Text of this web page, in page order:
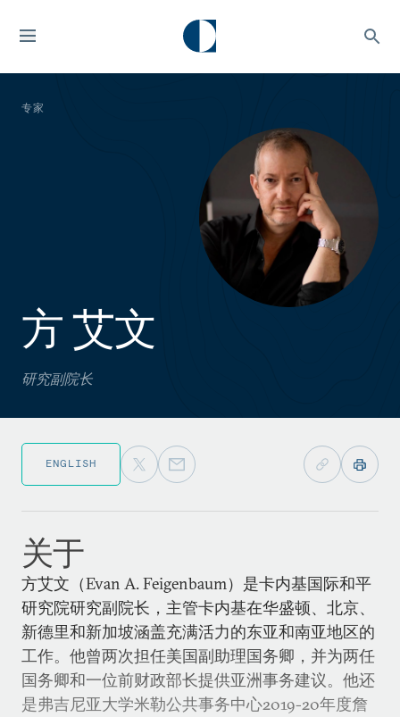
专家
方 艾文
研究副院长
ENGLISH
关于
方艾文（Evan A. Feigenbaum）是卡内基国际和平
研究院研究副院长，主管卡内基在华盛顿、北京、
新德里和新加坡涵盖充满活力的东亚和南亚地区的
工作。他曾两次担任美国副助理国务卿，并为两任
国务卿和一位前财政部长提供亚洲事务建议。他还
是弗吉尼亚大学米勒公共事务中心2019-20年度詹